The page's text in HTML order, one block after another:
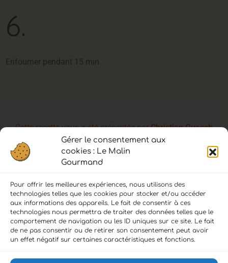
Gérer le consentement aux
cookies : Le Malin
Gourmand
Pour offrir les meilleures expériences, nous utilisons des
technologies telles que les cookies pour stocker et/ou accéder
aux informations des appareils. Le fait de consentir à ces
technologies nous permettra de traiter des données telles que le
comportement de navigation ou les ID uniques sur ce site. Le fait
de ne pas consentir ou de retirer son consentement peut avoir
un effet négatif sur certaines caractéristiques et fonctions.
6.
Enfourner pendant 15 min
Cette recette vous a été présentée parChristian Guasch
du Pain de Papou
Formiguères
LIENS :
Accueil